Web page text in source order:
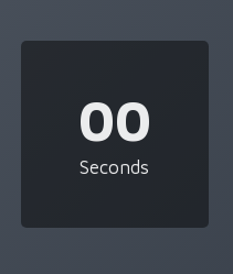
00
Seconds